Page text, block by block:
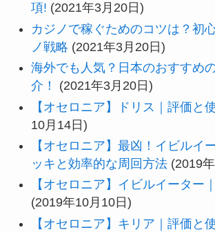
項! (2021年3月20日)
カジノで稼ぐためのコツは？初
ノ戦略 (2021年3月20日)
海外でも人気？日本のおすすめ
介！
(2021年3月20日)
【オセロニア】ドリス｜評価と
10月14日)
【オセロニア】最凶！イビルイ
ッキと効率的な周回方法 (2019
【オセロニア】イビルイーター
(2019年10月10日)
【オセロニア】キリア｜評価と